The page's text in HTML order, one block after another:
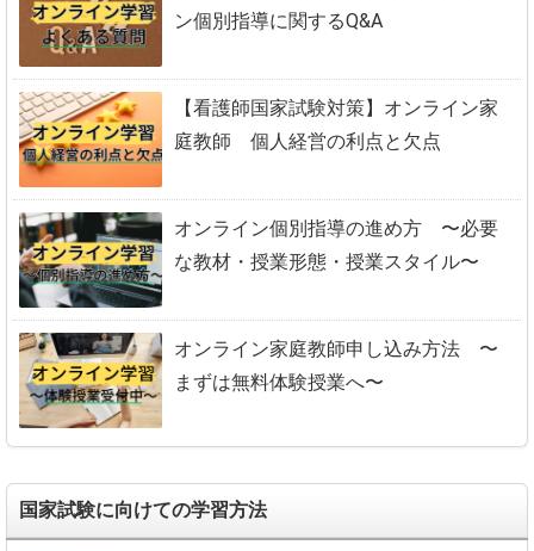
ン個別指導に関するQ&A
【看護師国家試験対策】オンライン家
庭教師 個人経営の利点と欠点
オンライン個別指導の進め方 〜必要
な教材・授業形態・授業スタイル〜
オンライン家庭教師申し込み方法 〜
まずは無料体験授業へ〜
国家試験に向けての学習方法